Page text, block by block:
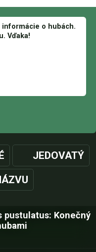
JEDOVATÝ
pustulatus: Konečný